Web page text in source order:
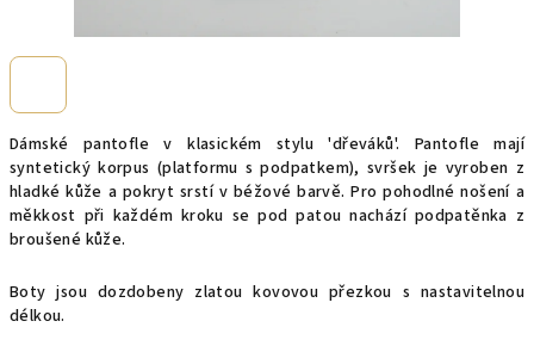
Dámské pantofle v klasickém stylu 'dřeváků'. Pantofle mají
syntetický korpus (platformu s podpatkem), svršek je vyroben z
hladké kůže a pokryt srstí v béžové barvě. Pro pohodlné nošení a
měkkost při každém kroku se pod patou nachází podpatěnka z
broušené kůže.
Boty jsou dozdobeny zlatou kovovou přezkou s nastavitelnou
délkou.